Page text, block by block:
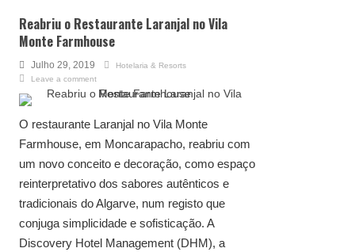
Reabriu o Restaurante Laranjal no Vila
Monte Farmhouse
Julho 29, 2019
Hotelaria & Resorts
Leave a comment
O restaurante Laranjal no Vila Monte
Farmhouse, em Moncarapacho, reabriu com
um novo conceito e decoração, como espaço
reinterpretativo dos sabores autênticos e
tradicionais do Algarve, num registo que
conjuga simplicidade e sofisticação. A
Discovery Hotel Management (DHM), a